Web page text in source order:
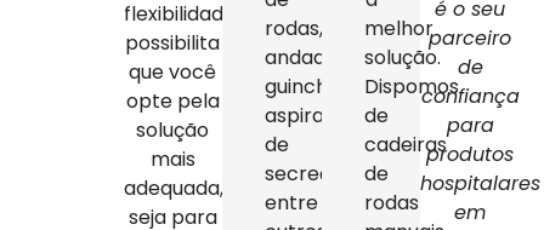
flexibilidade
possibilita
que você
opte pela
solução
mais
adequada,
seja para
rodas,
andadores,
guinchos,
aspiradores
de
secreção,
entre
melhor
solução.
Dispomos
de
cadeiras
de
rodas
é o seu
parceiro
de
confiança
para
produtos
hospitalares
em